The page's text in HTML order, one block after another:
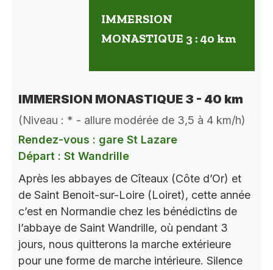
IMMERSION
MONASTIQUE 3 : 40 km
IMMERSION MONASTIQUE 3 - 40 km
(Niveau : * - allure modérée de 3,5 à 4 km/h)
Rendez-vous : gare St Lazare
Départ : St Wandrille
Après les abbayes de Cîteaux (Côte d’Or) et
de Saint Benoit-sur-Loire (Loiret), cette année
c’est en Normandie chez les bénédictins de
l’abbaye de Saint Wandrille, où pendant 3
jours, nous quitterons la marche extérieure
pour une forme de marche intérieure. Silence